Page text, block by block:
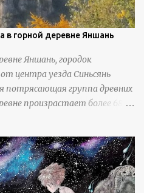
в горной деревне Яншань
Яншань, городок
центра уезда Синьсянь
потрясающая группа древних
произрастает более 6800